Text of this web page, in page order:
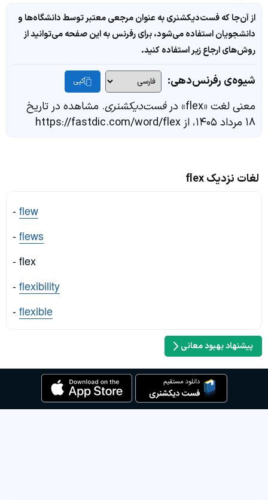
از آن‌جا که فست‌دیکشنری به عنوان مرجعی معتبر توسط دانشگاه‌ها و
دانشجویان استفاده می‌شود، برای رفرنس به این صفحه می‌توانید از
روش‌های ارجاع زیر استفاده کنید.
شیوه‌ی رفرنس‌دهی: کپی
معنی لغت «flex» در فست‌دیکشنری. مشاهده در تاریخ
۱۸ مرداد ۱۴۰۵، از https://fastdic.com/word/flex
لغات نزدیک flex
-flew
-flews
- flex
-flexibility
-flexible
پیشنهاد بهبود معانی